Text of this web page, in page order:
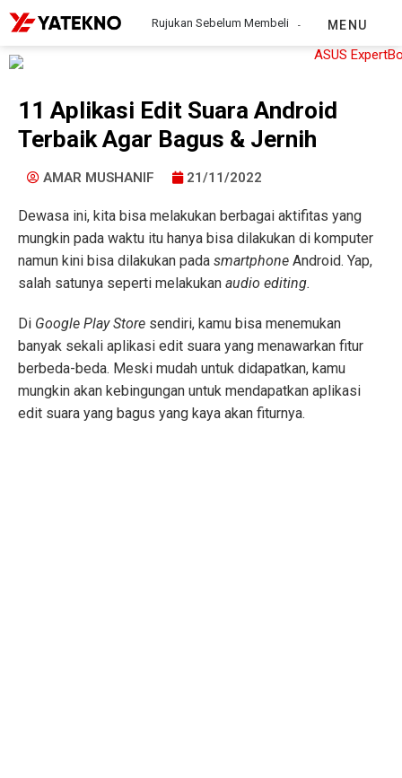
Rujukan Sebelum Membeli MENU
11 Aplikasi Edit Suara Android
Terbaik Agar Bagus & Jernih
AMAR MUSHANIF 21/11/2022
Dewasa ini, kita bisa melakukan berbagai aktifitas yang
mungkin pada waktu itu hanya bisa dilakukan di komputer
namun kini bisa dilakukan pada smartphone Android. Yap,
salah satunya seperti melakukan audio editing.
Di Google Play Store sendiri, kamu bisa menemukan
banyak sekali aplikasi edit suara yang menawarkan fitur
berbeda-beda. Meski mudah untuk didapatkan, kamu
mungkin akan kebingungan untuk mendapatkan aplikasi
edit suara yang bagus yang kaya akan fiturnya.